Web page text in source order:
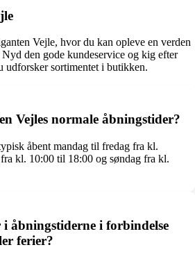
Vejle, hvor du kan opleve en verden
den gode kundeservice og kig efter
udforsker sortimentet i butikken.
Vejles normale åbningstider?
åbent mandag til fredag fra kl.
kl. 10:00 til 18:00 og søndag fra kl.
åbningstiderne i forbindelse
ferier?